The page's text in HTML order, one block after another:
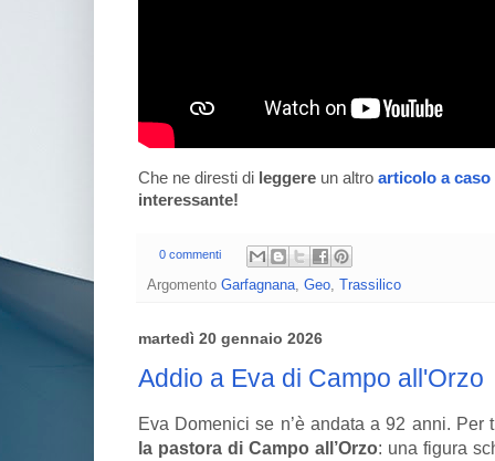
Che ne diresti di leggere un altro articolo a caso
interessante!
0 commenti
Argomento Garfagnana Geo Trassilico
martedì 20 gennaio 2026
Addio a Eva di Campo all'Orzo
Eva Domenici se n’è andata a 92 anni. Per
la pastora di Campo all’Orzo: una figura